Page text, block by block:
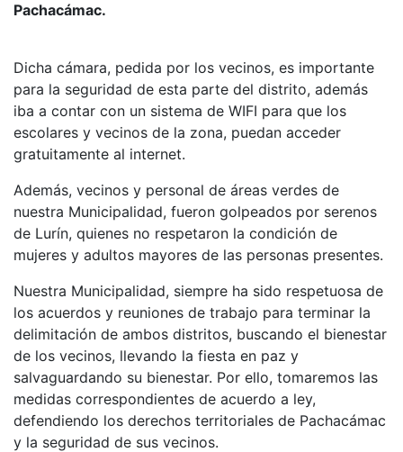
Pachacámac.
Dicha cámara, pedida por los vecinos, es importante
para la seguridad de esta parte del distrito, además
iba a contar con un sistema de WIFI para que los
escolares y vecinos de la zona, puedan acceder
gratuitamente al internet.
Además, vecinos y personal de áreas verdes de
nuestra Municipalidad, fueron golpeados por serenos
de Lurín, quienes no respetaron la condición de
mujeres y adultos mayores de las personas presentes.
Nuestra Municipalidad, siempre ha sido respetuosa de
los acuerdos y reuniones de trabajo para terminar la
delimitación de ambos distritos, buscando el bienestar
de los vecinos, llevando la fiesta en paz y
salvaguardando su bienestar. Por ello, tomaremos las
medidas correspondientes de acuerdo a ley,
defendiendo los derechos territoriales de Pachacámac
y la seguridad de sus vecinos.